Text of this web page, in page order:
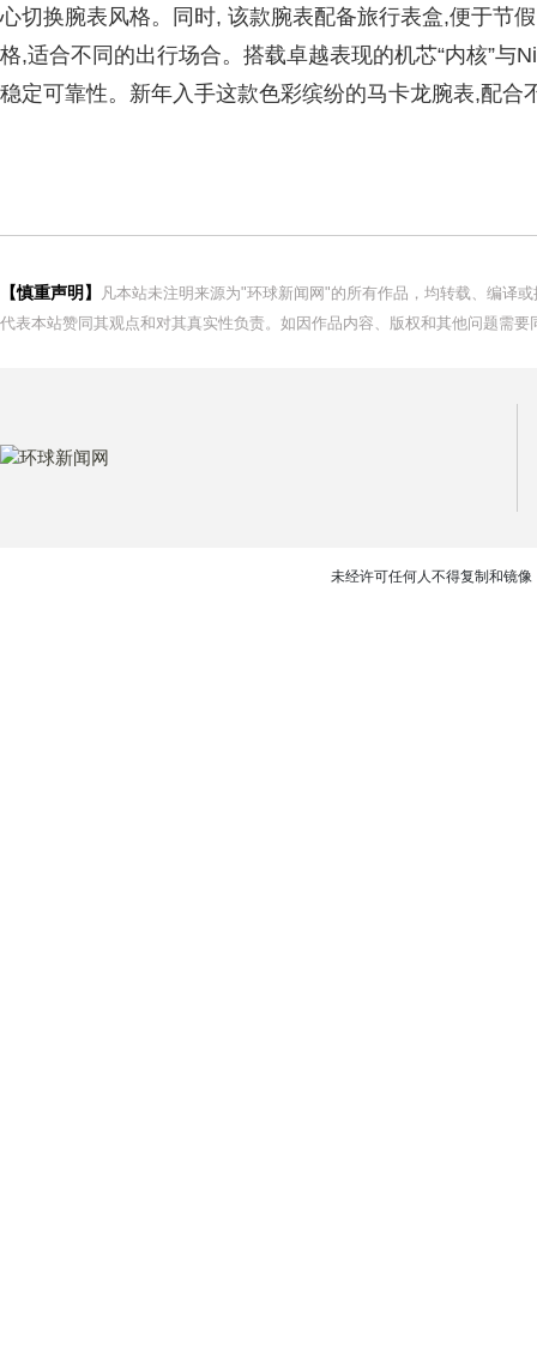
心切换腕表风格。同时, 该款腕表配备旅行表盒,便于节
格,适合不同的出行场合。搭载卓越表现的机芯“内核”与
稳定可靠性。新年入手这款色彩缤纷的马卡龙腕表,配合
【慎重声明】
凡本站未注明来源为"环球新闻网"的所有作品，均转载、编译
代表本站赞同其观点和对其真实性负责。如因作品内容、版权和其他问题需
未经许可任何人不得复制和镜